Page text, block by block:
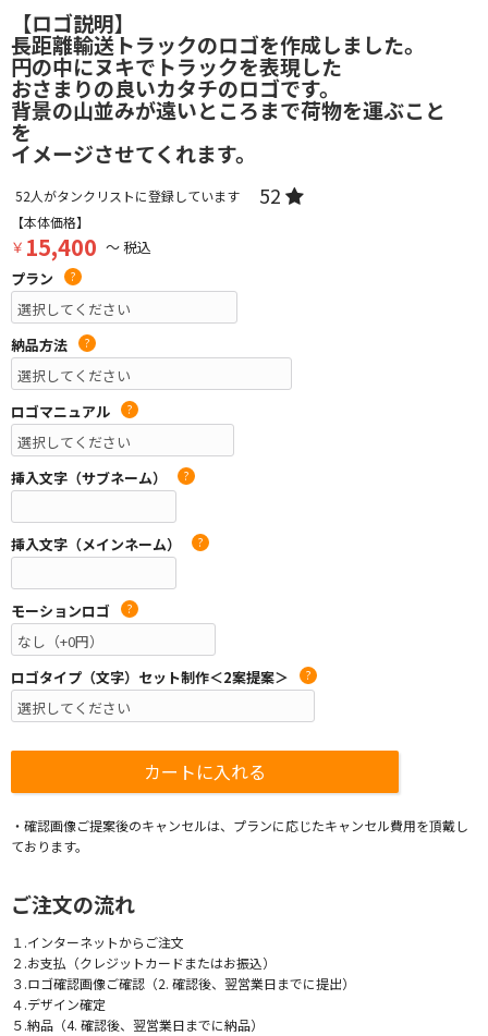
【ロゴ説明】
長距離輸送トラックのロゴを作成しました。
円の中にヌキでトラックを表現した
おさまりの良いカタチのロゴです。
背景の山並みが遠いところまで荷物を運ぶこと
を
イメージさせてくれます。
52人がタンクリストに登録しています 52
【本体価格】
￥ 15,400 ～ 税込
プラン
?
納品方法 ?
ロゴマニュアル ?
挿入文字（サブネーム） ?
挿入文字（メインネーム） ?
モーションロゴ ?
ロゴタイプ（文字）セット制作＜2案提案＞ ?
・確認画像ご提案後のキャンセルは、プランに応じたキャンセル費用を頂戴し
ております。
ご注文の流れ
１.インターネットからご注文
２.お支払（クレジットカードまたはお振込）
３.ロゴ確認画像ご確認（2. 確認後、翌営業日までに提出）
４.デザイン確定
５.納品（4. 確認後、翌営業日までに納品）